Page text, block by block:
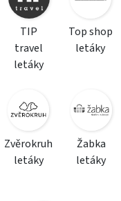
TIP
travel
letáky
Top shop
letáky
Zvěrokruh
letáky
Žabka
letáky